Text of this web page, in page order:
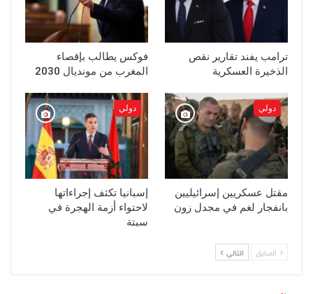
ترامب يفند تقارير نقص
الذخيرة العسكرية
فوكس يطالب بإقصاء
المغرب من مونديال 2030
دولي
مقتل عسكريين إسرائيليين
بانفجار لغم في مجدل زون
دولي
إسبانيا تكثف إجراءاتها
لاحتواء أزمة الهجرة في
سبتة
السابق التالي